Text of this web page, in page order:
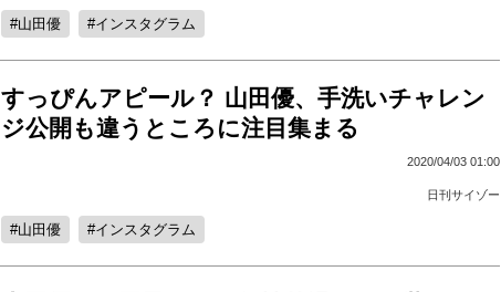
山田優 インスタグラム
すっぴんアピール？ 山田優、手洗いチャレン
ジ公開も違うところに注目集まる
2020/04/03 01:00
日刊サイゾー
山田優 インスタグラム